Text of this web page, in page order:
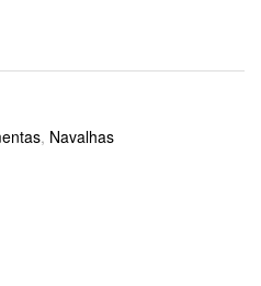
, Navalhas